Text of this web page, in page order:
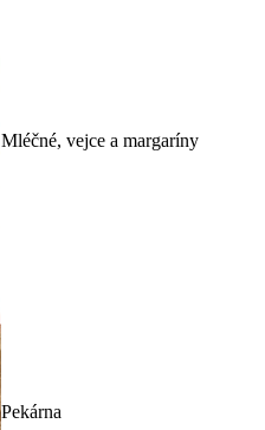
Mléčné, vejce a margaríny
Pekárna